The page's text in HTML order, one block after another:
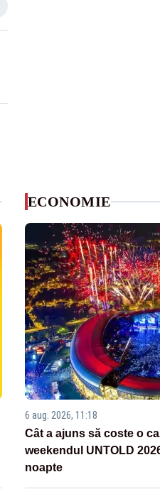
ECONOMIE
6 aug. 2026, 11:18
Cât a ajuns să coste o
weekendul UNTOLD
noapte